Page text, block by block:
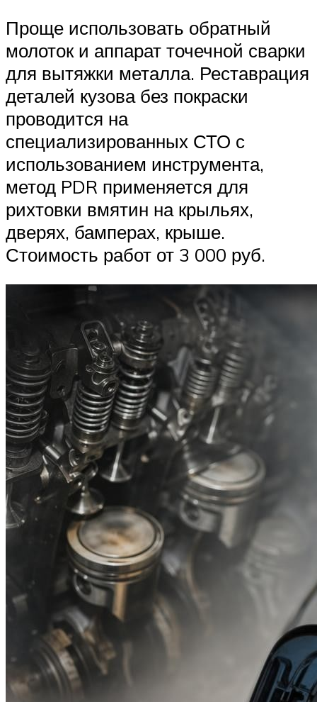
Проще использовать обратный
молоток и аппарат точечной сварки
для вытяжки металла. Реставрация
деталей кузова без покраски
проводится на
специализированных СТО с
использованием инструмента,
метод PDR применяется для
рихтовки вмятин на крыльях,
дверях, бамперах, крыше.
Стоимость работ от 3 000 руб.